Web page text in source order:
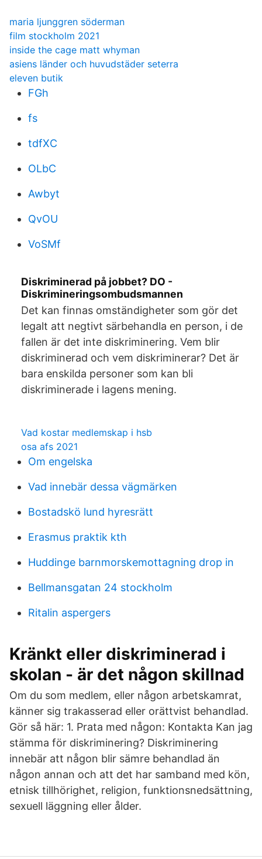
maria ljunggren söderman
film stockholm 2021
inside the cage matt whyman
asiens länder och huvudstäder seterra
eleven butik
FGh
fs
tdfXC
OLbC
Awbyt
QvOU
VoSMf
Diskriminerad på jobbet? DO -
Diskrimineringsombudsmannen
Det kan finnas omständigheter som gör det
legalt att negtivt särbehandla en person, i de
fallen är det inte diskriminering. Vem blir
diskriminerad och vem diskriminerar? Det är
bara enskilda personer som kan bli
diskriminerade i lagens mening.
Vad kostar medlemskap i hsb
osa afs 2021
Om engelska
Vad innebär dessa vägmärken
Bostadskö lund hyresrätt
Erasmus praktik kth
Huddinge barnmorskemottagning drop in
Bellmansgatan 24 stockholm
Ritalin aspergers
Kränkt eller diskriminerad i
skolan - är det någon skillnad
Om du som medlem, eller någon arbetskamrat,
känner sig trakasserad eller orättvist behandlad.
Gör så här: 1. Prata med någon: Kontakta Kan jag
stämma för diskriminering? Diskriminering
innebär att någon blir sämre behandlad än
någon annan och att det har samband med kön,
etnisk tillhörighet, religion, funktionsnedsättning,
sexuell läggning eller ålder.